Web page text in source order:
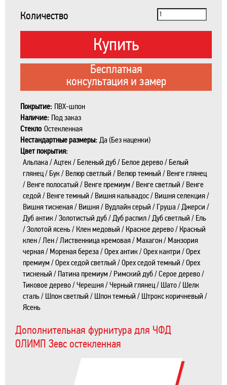
Количество
Купить
Бесплатная
консультация и замер
Покрытие: ПВХ-шпон
Наличие: Под заказ
Стекло Остекленная
Нестандартные размеры: Да (Без наценки)
Цвет покрытия:
Альпака / Ацтек / Беленый дуб / Белое дерево / Белый
глянец / Бук / Велюр светлый / Велюр темный / Венге глянец
/ Венге полосатый / Венге премиум / Венге светлый / Венге
седой / Венге темный / Вишня кальвадос / Вишня селекция /
Вишня тисненая / Вишня / Вудлайн серый / Груша / Джерси /
Дуб антик / Золотистый дуб / Дуб распил / Дуб светлый / Ель
/ Золотой ясень / Клен медовый / Красное дерево / Красный
клен / Лен / Лиственница кремовая / Махагон / Манзория
черная / Мореная береза / Орех антик / Орех кантри / Орех
премиум / Орех седой светлый / Орех седой темный / Орех
тисненый / Патина премиум / Римский дуб / Серое дерево /
Тиковое дерево / Черешня / Черный глянец / Шато / Шелк
сталь / Шпон светлый / Шпон темный / Штрокс коричневый /
Ясень
Дополнительная фурнитура для ЧФД
ОЛИМП Зевс остекленная